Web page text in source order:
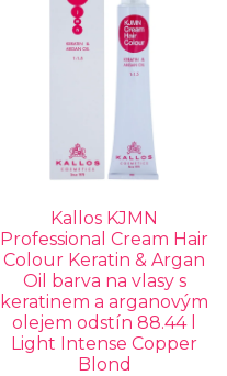
Kallos KJMN
Professional Cream Hair
Colour Keratin & Argan
Oil barva na vlasy s
keratinem a arganovým
olejem odstín 88.44 l
Light Intense Copper
Blond